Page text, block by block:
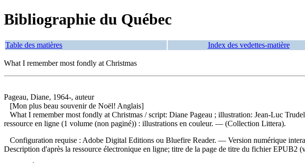
Bibliographie du Québec
Table des matières Index des vedettes-matière
What I remember most fondly at Christmas
Pageau, Diane, 1964-, auteur
[Mon plus beau souvenir de Noël! Anglais]
What I remember most fondly at Christmas / script: Diane Pageau ; illustration: Jean-Luc
ressource en ligne (1 volume (non paginé)) : illustrations en couleur. — (Collection Littera).
Configuration requise : Adobe Digital Editions ou Bluefire Reader. — Version numérique
Description d'après la ressource électronique en ligne; titre de la page de titre du fichier